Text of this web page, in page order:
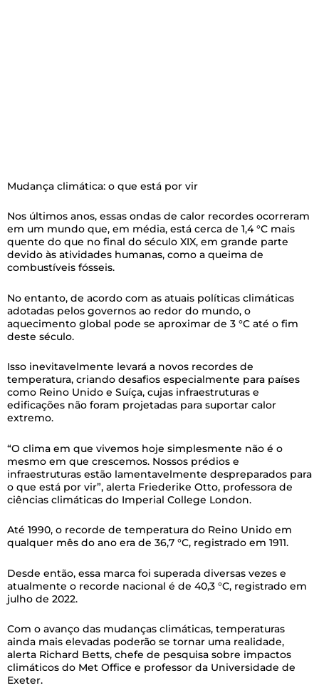
Mudança climática: o que está por vir
Nos últimos anos, essas ondas de calor recordes ocorreram
em um mundo que, em média, está cerca de 1,4 °C mais
quente do que no final do século XIX, em grande parte
devido às atividades humanas, como a queima de
combustíveis fósseis.
No entanto, de acordo com as atuais políticas climáticas
adotadas pelos governos ao redor do mundo, o
aquecimento global pode se aproximar de 3 °C até o fim
deste século.
Isso inevitavelmente levará a novos recordes de
temperatura, criando desafios especialmente para países
como Reino Unido e Suíça, cujas infraestruturas e
edificações não foram projetadas para suportar calor
extremo.
“O clima em que vivemos hoje simplesmente não é o
mesmo em que crescemos. Nossos prédios e
infraestruturas estão lamentavelmente despreparados para
o que está por vir”, alerta Friederike Otto, professora de
ciências climáticas do Imperial College London.
Até 1990, o recorde de temperatura do Reino Unido em
qualquer mês do ano era de 36,7 °C, registrado em 1911.
Desde então, essa marca foi superada diversas vezes e
atualmente o recorde nacional é de 40,3 °C, registrado em
julho de 2022.
Com o avanço das mudanças climáticas, temperaturas
ainda mais elevadas poderão se tornar uma realidade,
alerta Richard Betts, chefe de pesquisa sobre impactos
climáticos do Met Office e professor da Universidade de
Exeter.